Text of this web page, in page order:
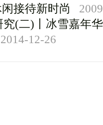
接待新时尚
(二)丨冰雪嘉年
2014-12-26